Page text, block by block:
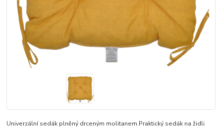
Univerzální sedák plněný drceným molitanem.Praktický sedák na židli